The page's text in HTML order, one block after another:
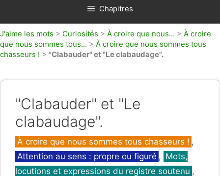
Chapitres
J'aime les mots > Curiosités > À croire que nous... > À croire
que nous sommes tous... > À croire que nous sommes tous
chasseurs ! > "Clabauder" et "Le clabaudage".
"Clabauder" et "Le
clabaudage".
Catégories
À croire que nous sommes tous chasseurs ! ,
Attention au sens : propre ou figuré , Mots,
locutions et expressions du registre soutenu ,